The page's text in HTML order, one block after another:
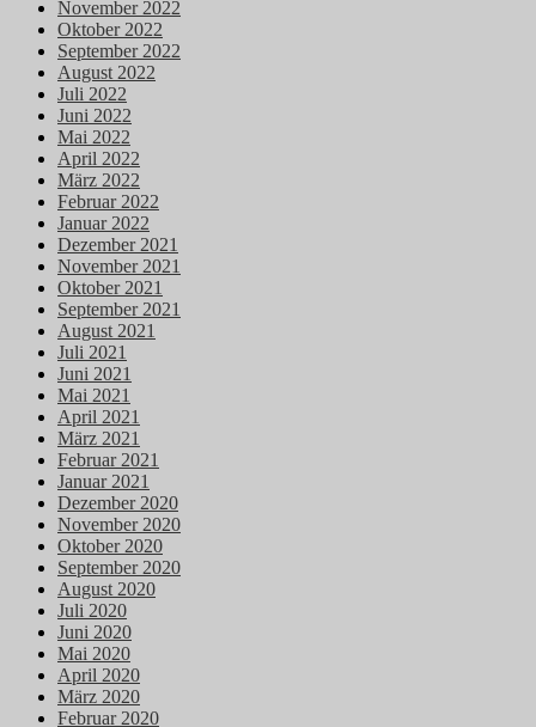
November 2022
Oktober 2022
September 2022
August 2022
Juli 2022
Juni 2022
Mai 2022
April 2022
März 2022
Februar 2022
Januar 2022
Dezember 2021
November 2021
Oktober 2021
September 2021
August 2021
Juli 2021
Juni 2021
Mai 2021
April 2021
März 2021
Februar 2021
Januar 2021
Dezember 2020
November 2020
Oktober 2020
September 2020
August 2020
Juli 2020
Juni 2020
Mai 2020
April 2020
März 2020
Februar 2020